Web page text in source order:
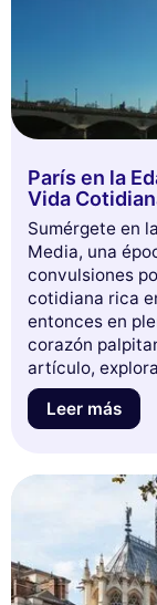
París en la
Vida
Sumérgete en
Media, una
convulsiones
cotidiana rica
entonces en
corazón
artículo,
los grandes
influyentes que
esquina
oportunidad
de las luces, en
Leer más